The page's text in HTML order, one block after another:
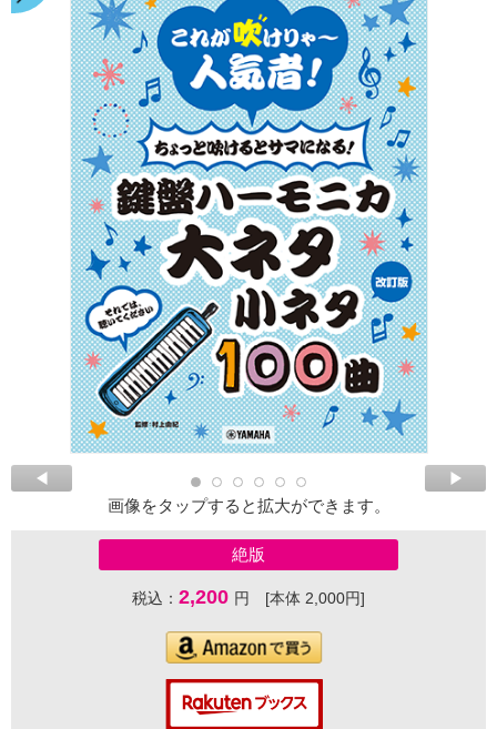
画像をタップすると拡大ができます。
絶版
税込： 2,200 円 [本体 2,000円]